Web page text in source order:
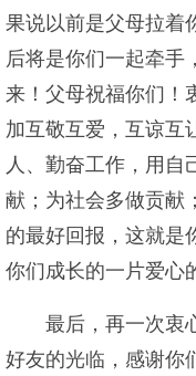
果说以前是父母拉着
后将是你们一起牵手
来！父母祝福你们！
加互敬互爱，互谅互
人、勤奋工作，用自
献；为社会多做贡献
的最好回报，这就是
你们成长的一片爱心
最后，再一次衷
好友的光临，感谢你